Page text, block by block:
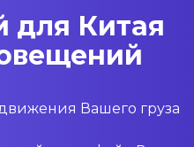
для Китая
Вашего груза